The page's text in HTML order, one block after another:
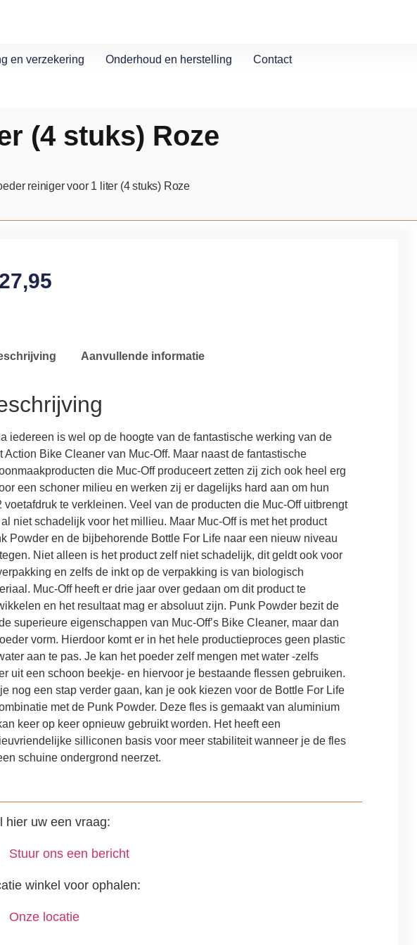
en verzekering Onderhoud en herstelling Contact
(4 stuks) Roze
reiniger voor 1 liter (4 stuks) Roze
27,95
Aanvullende informatie
iedereen is wel op de hoogte van de fantastische werking van de
Action Bike Cleaner van Muc-Off. Maar naast de fantastische
die Muc-Off produceert zetten zij zich ook heel erg
een schoner milieu en werken zij er dagelijks hard aan om hun
voetafdruk te verkleinen. Veel van de producten die Muc-Off uitbrengt
niet schadelijk voor het millieu. Maar Muc-Off is met het product
Powder en de bijbehorende Bottle For Life naar een nieuw niveau
Niet alleen is het product zelf niet schadelijk, dit geldt ook voor
en zelfs de inkt op de verpakking is van biologisch
Muc-Off heeft er drie jaar over gedaan om dit product te
en het resultaat mag er absoluut zijn. Punk Powder bezit de
superieure eigenschappen van Muc-Off’s Bike Cleaner, maar dan
vorm. Hierdoor komt er in het hele productieproces geen plastic
aan te pas. Je kan het poeder zelf mengen met water -zelfs
uit een schoon beekje- en hiervoor je bestaande flessen gebruiken.
nog een stap verder gaan, kan je ook kiezen voor de Bottle For Life
met de Punk Powder. Deze fles is gemaakt van aluminium
keer op keer opnieuw gebruikt worden. Het heeft een
silliconen basis voor meer stabiliteit wanneer je de fles
schuine ondergrond neerzet.
hier uw een vraag:
Stuur ons een bericht
winkel voor ophalen:
Onze locatie